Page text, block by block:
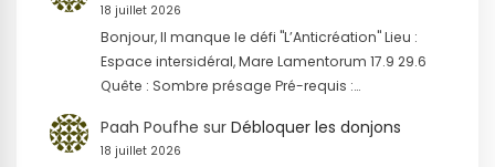
18 juillet 2026
Bonjour, Il manque le défi "L’Anticréation" Lieu :
Espace intersidéral, Mare Lamentorum 17.9 29.6
Quête : Sombre présage Pré-requis :…
Paah Poufhe sur Débloquer les donjons
18 juillet 2026